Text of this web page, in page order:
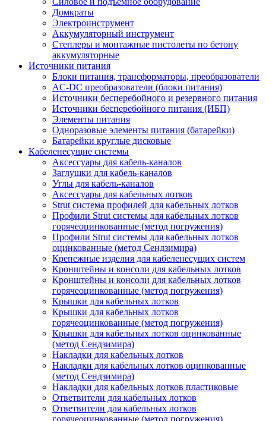
Домкраты
Электроинструмент
Аккумуляторный инструмент
Степлеры и монтажные пистолеты по бетону
аккумуляторные
Источники питания
Блоки питания, трансформаторы, преобразователи
AC-DC преобразователи (блоки питания)
Источники бесперебойного и резервного питания
Источники бесперебойного питания (ИБП)
Элементы питания
Одноразовые элементы питания (батарейки)
Батарейки круглые дисковые
Кабеленесущие системы
Аксессуары для кабель-каналов
Заглушки для кабель-каналов
Углы для кабель-каналов
Аксессуары для кабельных лотков
Strut система профилей для кабельных лотков
Профили Strut системы для кабельных лотков
горячеоцинкованные (метод погружения)
Профили Strut системы для кабельных лотков
оцинкованные (метод Сендзимира)
Крепежные изделия для кабеленесущих систем
Кронштейны и консоли для кабельных лотков
Кронштейны и консоли для кабельных лотков
горячеоцинкованные (метод погружения)
Крышки для кабельных лотков
Крышки для кабельных лотков
горячеоцинкованные (метод погружения)
Крышки для кабельных лотков оцинкованные
(метод Сендзимира)
Накладки для кабельных лотков
Накладки для кабельных лотков оцинкованные
(метод Сендзимира)
Накладки для кабельных лотков пластиковые
Ответвители для кабельных лотков
Ответвители для кабельных лотков
горячеоцинкованные (метод погружения)